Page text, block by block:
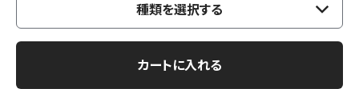
種類を選択する
カートに入れる